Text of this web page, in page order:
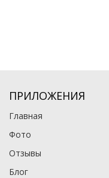
ПРИЛОЖЕНИЯ
Главная
Фото
Отзывы
Блог